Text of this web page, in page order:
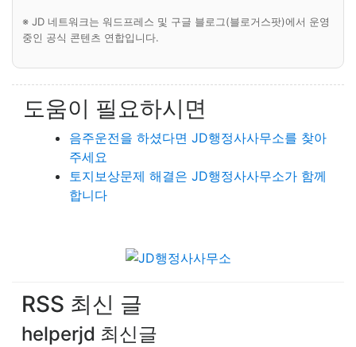
※ JD 네트워크는 워드프레스 및 구글 블로그(블로거스팟)에서 운영
중인 공식 콘텐츠 연합입니다.
도움이 필요하시면
음주운전을 하셨다면 JD행정사사무소를 찾아
주세요
토지보상문제 해결은 JD행정사사무소가 함께
합니다
RSS 최신 글
helperjd 최신글